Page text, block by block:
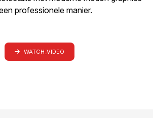
professionele manier.
WATCH_VIDEO